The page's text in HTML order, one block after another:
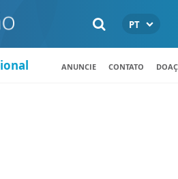
PT
ANUNCIE CONTATO